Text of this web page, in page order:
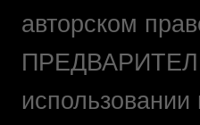
авторском